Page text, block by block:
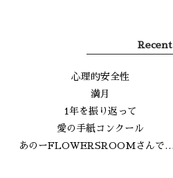
Recent
心理的安全性
満月
1年を振り返って
愛の手紙コンクール